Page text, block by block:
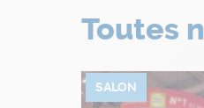
Toutes
SALON